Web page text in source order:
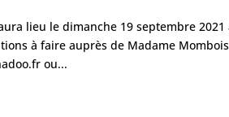
lieu le dimanche 19 septembre
à faire auprès de Madame
ou...